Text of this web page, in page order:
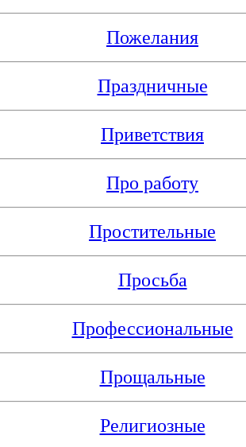
Пожелания
Праздничные
Приветствия
Про работу
Простительные
Просьба
Профессиональные
Прощальные
Религиозные